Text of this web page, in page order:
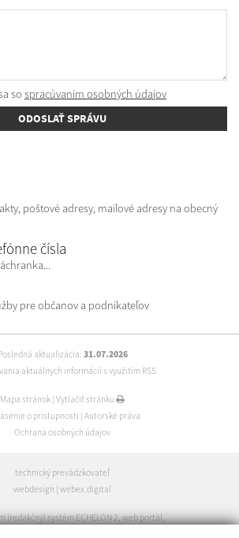
so spracúvaním osobných údajov
ODOSLAŤ SPRÁVU
poštové adresy, mailové adresy na obecný
čísla
pre občanov a podnikateľov
aktualizácia: 31.07.2026
aktuálnych informácií s využitím RSS
Mapa stránok | Vytlačiť stránku
o prístupnosti | Autorské práva
Ochrana osobných údajov
technický prevádzkovateľ
webdesign | webex.digital
(redakčný) systém ECHELON 2,web portál,